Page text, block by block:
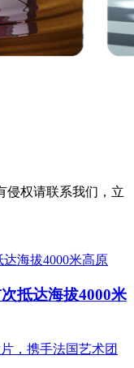
侵权请联系我们，立
抵达海拔4000米